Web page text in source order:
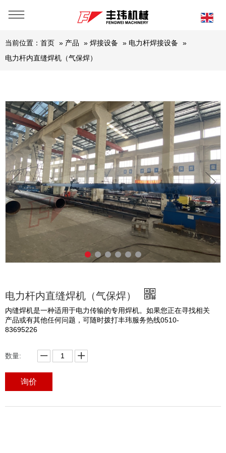
当前位置： 首页 » 产品 » 焊接设备 » 电力杆焊接设备
»
电力杆内直缝焊机（气保焊）
电力杆内直缝焊机（气保焊）
内缝焊机是一种适用于电力传输的专用焊机。如果您正在寻找相关
产品或有其他任何问题，可随时拨打丰玮服务热线0510-
83695226
数量:
询价